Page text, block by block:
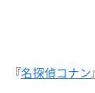
『名探偵コナン